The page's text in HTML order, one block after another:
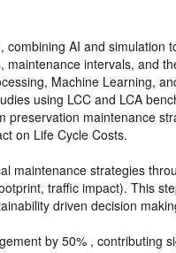
AI and simulation
intervals, and
Machine Learning,
using LCC and LCA
maintenance
on Life Cycle Costs.
maintenance strategies
traffic impact). This
driven decision
by 50% , contributing